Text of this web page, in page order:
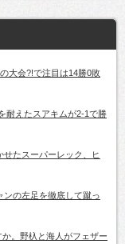
大会?!で注目は14勝0敗
耐えたスアキムが2-1で勝
せたスーパーレック、ヒ
ンの左足を徹底して蹴っ
か。野杁と海人がフェザー